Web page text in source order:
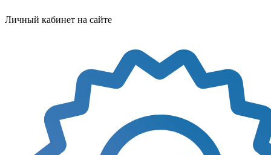
Личный кабинет на сайте